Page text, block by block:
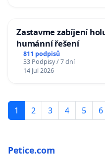
Zastavme zabíjení
humánní řešení
811 podpisů
33 Podpisy / 7 dní
14 Jul 2026
1 2 3 4 5 6
Petice.com